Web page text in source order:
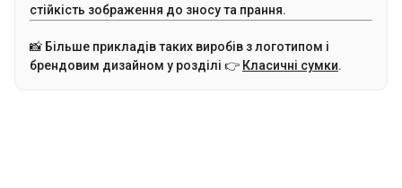
стійкість зображення до зносу та прання.
📸 Більше прикладів таких виробів з логотипом і
брендовим дизайном у розділі 👉 Класичні сумки.